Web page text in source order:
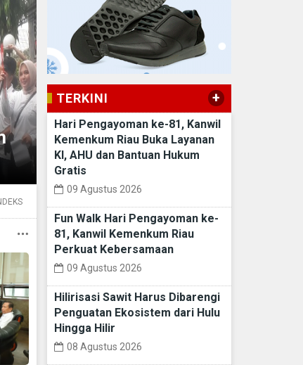
RIAU
Hilirisasi Sawit Harus
dari Hulu Hingga Hilir
TERKINI +
Hari Pengayoman ke-81, Kanwil
Kemenkum Riau Buka Layanan
KI, AHU dan Bantuan Hukum
Gratis
09 Agustus 2026
Fun Walk Hari Pengayoman ke-
81, Kanwil Kemenkum Riau
Perkuat Kebersamaan
09 Agustus 2026
Hilirisasi Sawit Harus Dibarengi
Penguatan Ekosistem dari Hulu
Hingga Hilir
08 Agustus 2026